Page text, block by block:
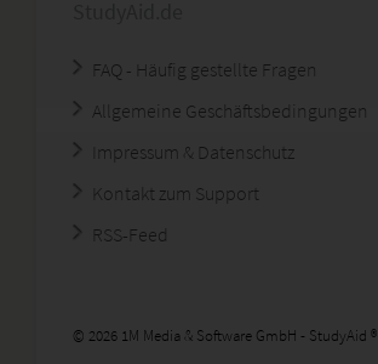
FAQ - Häufig gestellte Fragen
Allgemeine Geschäftsbedingungen
Impressum & Datenschutz
Kontakt zum Support
RSS-Feed
© 2026 1M Media & Software GmbH - StudyAid ®